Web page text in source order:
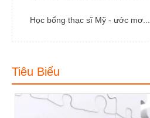
Học bổng thạc sĩ Mỹ - ước mơ...
Tiêu Biểu